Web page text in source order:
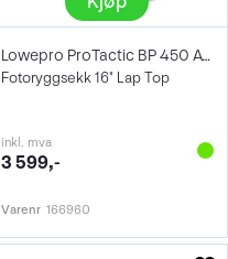
Lowepro ProTactic BP 450 AW III 28L
Fotoryggsekk 16" Lap Top
inkl. mva
3 599,-
Varenr 166960